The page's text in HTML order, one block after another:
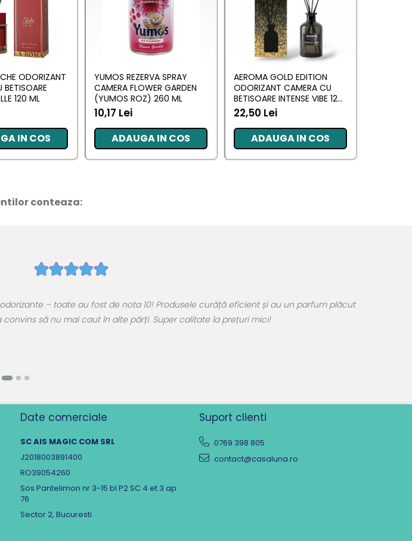
ODORIZANT
120 ML
IN COS
YUMOS REZERVA SPRAY
CAMERA FLOWER GARDEN
(YUMOS ROZ) 260 ML
10,17 Lei
ADAUGA IN COS
AEROMA GOLD EDITION
ODORIZANT CAMERA CU
BETISOARE INTENSE VIBE 125
ML
22,50 Lei
ADAUGA IN COS
conteaza:
– toate au fost de nota 10! Produsele curăță eficient și au un parfum plăcut
convins să nu mai caut în alte părți. Super calitate la prețuri mici!
Date comerciale
SC AIS MAGIC COM SRL
J2018003891400
RO39054260
Sos Pantelimon nr 3-15 bl P2 SC 4 et 3 ap
76
Sector 2, Bucuresti
Suport clienti
0769 398 805
contact@casaluna.ro